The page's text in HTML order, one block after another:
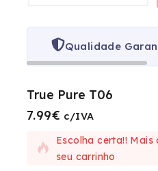
Qualidade
True Pure T06
7.99€ c/IVA
5 produtos vendidos
Escolha certa!! Mais
seu carrinho